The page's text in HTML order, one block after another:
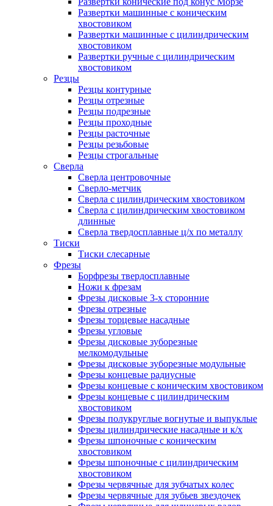
Развертки машинные с коническим
хвостовиком
Развертки машинные с цилиндрическим
хвостовиком
Развертки ручные с цилиндрическим
хвостовиком
Резцы
Резцы контурные
Резцы отрезные
Резцы подрезные
Резцы проходные
Резцы расточные
Резцы резьбовые
Резцы строгальные
Сверла
Сверла центровочные
Сверло-метчик
Сверла с цилиндрическим хвостовиком
Сверла с цилиндрическим хвостовиком
длинные
Сверла твердосплавные ц/х по металлу
Тиски
Тиски слесарные
Фрезы
Борфрезы твердосплавные
Ножи к фрезам
Фрезы дисковые 3-х сторонние
Фрезы отрезные
Фрезы торцевые насадные
Фрезы угловые
Фрезы дисковые зуборезные
мелкомодульные
Фрезы дисковые зуборезные модульные
Фрезы концевые радиусные
Фрезы концевые с коническим хвостовиком
Фрезы концевые с цилиндрическим
хвостовиком
Фрезы полукруглые вогнутые и выпуклые
Фрезы цилиндрические насадные и к/х
Фрезы шпоночные с коническим
хвостовиком
Фрезы шпоночные с цилиндрическим
хвостовиком
Фрезы червячные для зубчатых колес
Фрезы червячные для зубьев звездочек